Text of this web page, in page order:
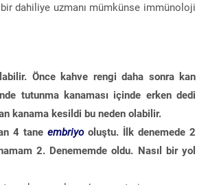
dahiliye uzmanı mümkünse immünoloji
Önce kahve rengi daha sonra kan
tutunma kanaması içinde erken dedi
kanama kesildi bu neden olabilir.
4 taneembriyooluştu. İlk denemede 2
2. Denememde oldu. Nasıl bir yol